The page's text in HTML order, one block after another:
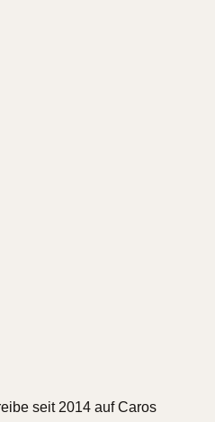
seit 2014 auf Caros